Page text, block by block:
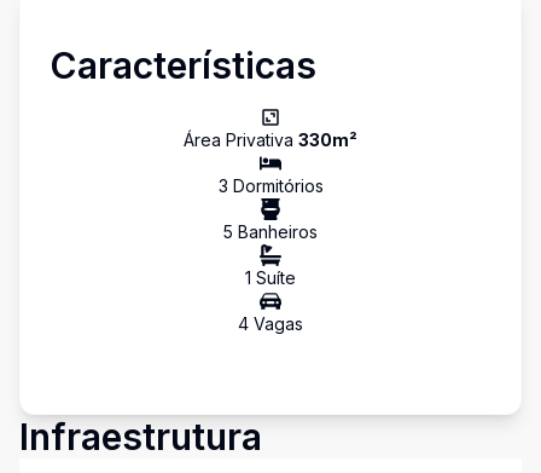
Características
Área Privativa 330m²
3 Dormitórios
5 Banheiros
1 Suíte
4 Vagas
Infraestrutura